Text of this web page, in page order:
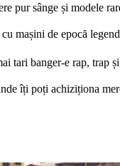
pur sânge și modele
mașini de epocă
tari banger-e rap, trap
îți poți achiziționa